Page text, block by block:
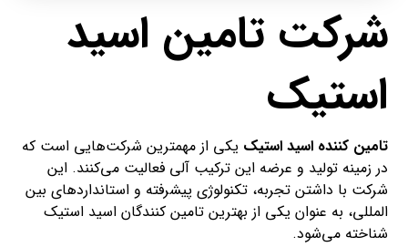
شرکت تامین اسید
استیک
تامین کننده اسید استیک یکی از مهمترین شرکت‌هایی است که
در زمینه تولید و عرضه این ترکیب آلی فعالیت می‌کنند. این
شرکت با داشتن تجربه، تکنولوژی پیشرفته و استانداردهای بین
المللی، به عنوان یکی از بهترین تامین کنندگان اسید استیک
شناخته می‌شود.